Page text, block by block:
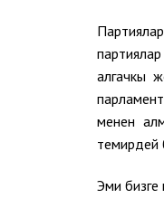
алгачкы
менен
темирдей
Эми бизге